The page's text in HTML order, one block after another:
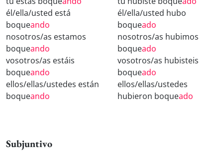
él/ella/usted está
boqueando
nosotros/as estamos
boqueando
vosotros/as estáis
boqueando
ellos/ellas/ustedes están
boqueando
él/ella/usted hubo
boqueado
nosotros/as hubimos
boqueado
vosotros/as hubisteis
boqueado
ellos/ellas/ustedes
hubieron boqueado
Subjuntivo